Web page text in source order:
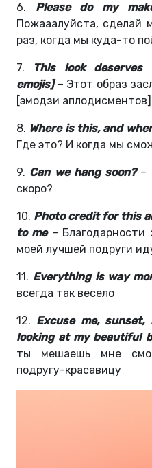
6. Please do my
Пожааалуйста,
раз, когда мы куда-то
7. This look deserves
emojis]– Этот образ
[эмодзи аплодисментов]
8. Where is this, and
Где это? И когда мы
9. Can we hang soon?–
скоро?
10. Photo credit for this
to me– Благодарности
моей лучшей подруги
11. Everything is way
всегда так весело
12. Excuse me,
looking at my beautiful
ты мешаешь мне
подругу-красавицу